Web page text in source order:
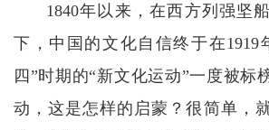
1840年以来，在西方列强坚
下，中国的文化自信终于在1919
四”时期的“新文化运动”一度被标
动，这是怎样的启蒙？很简单，